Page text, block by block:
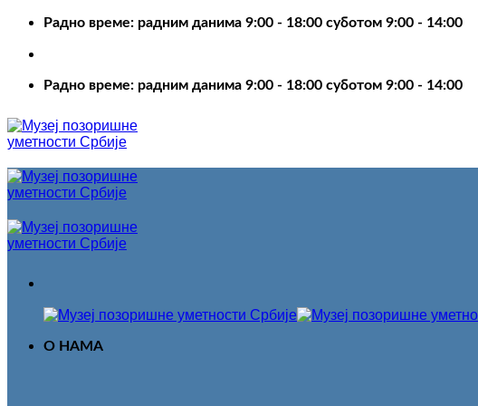
Пређи
садржај
Радно време: радним данима 9:00 - 18:00 суботом 9:00 - 14:00
Радно време: радним данима 9:00 - 18:00 суботом 9:00 - 14:00
О НАМА